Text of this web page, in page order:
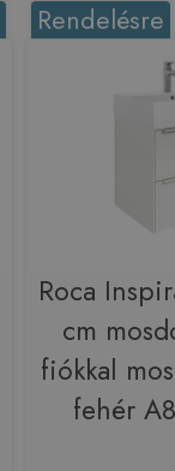
Rendelésre
Roca
cm
fiókkal
fehér